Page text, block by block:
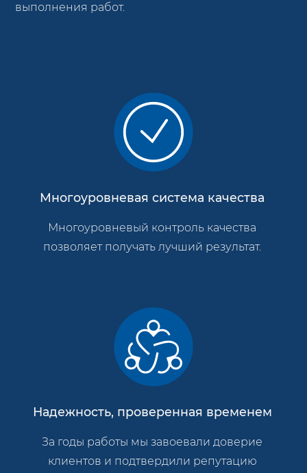
выполнения работ.
Многоуровневая система качества
Многоуровневый контроль качества
позволяет получать лучший результат.
Надежность, проверенная временем
За годы работы мы завоевали доверие
клиентов и подтвердили репутацию